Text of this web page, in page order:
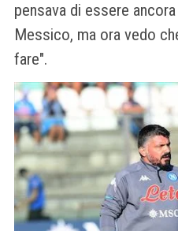
pensava di essere
Messico, ma ora vedo
fare".